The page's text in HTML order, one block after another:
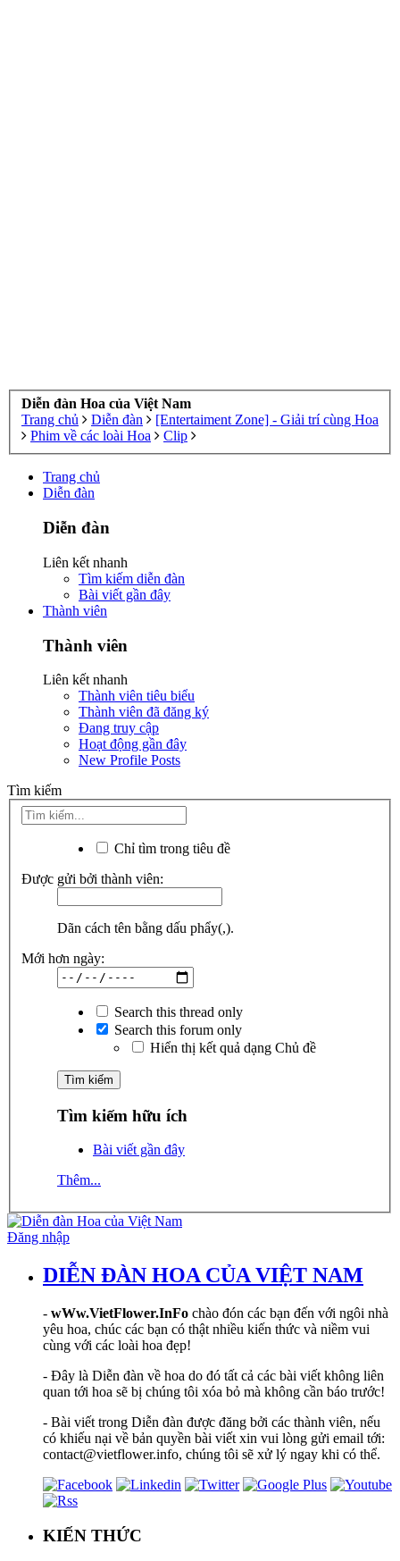
Diễn đàn Hoa của Việt Nam
Trang chủ
Diễn đàn
[Entertaiment Zone] - Giải trí cùng Hoa
Phim về các loài Hoa
Clip
Trang chủ
Diễn đàn
Diễn đàn
Liên kết nhanh
Tìm kiếm diễn đàn
Bài viết gần đây
Thành viên
Thành viên
Liên kết nhanh
Thành viên tiêu biểu
Thành viên đã đăng ký
Đang truy cập
Hoạt động gần đây
New Profile Posts
Tìm kiếm
Chỉ tìm trong tiêu đề
Được gửi bởi thành viên:
Dãn cách tên bằng dấu phẩy(,).
Mới hơn ngày:
Search this thread only
Search this forum only
Hiển thị kết quả dạng Chủ đề
Tìm kiếm hữu ích
Bài viết gần đây
Thêm...
Đăng nhập
DIỄN ĐÀN HOA CỦA VIỆT NAM
- wWw.VietFlower.InFo chào đón các bạn đến với ngôi nhà
yêu hoa, chúc các bạn có thật nhiều kiến thức và niềm vui
cùng với các loài hoa đẹp!
- Đây là Diễn đàn về hoa do đó tất cả các bài viết không liên
quan tới hoa sẽ bị chúng tôi xóa bỏ mà không cần báo trước!
- Bài viết trong Diễn đàn được đăng bởi các thành viên, nếu
có khiếu nại về bản quyền bài viết xin vui lòng gửi email tới:
contact@vietflower.info, chúng tôi sẽ xử lý ngay khi có thể.
KIẾN THỨC